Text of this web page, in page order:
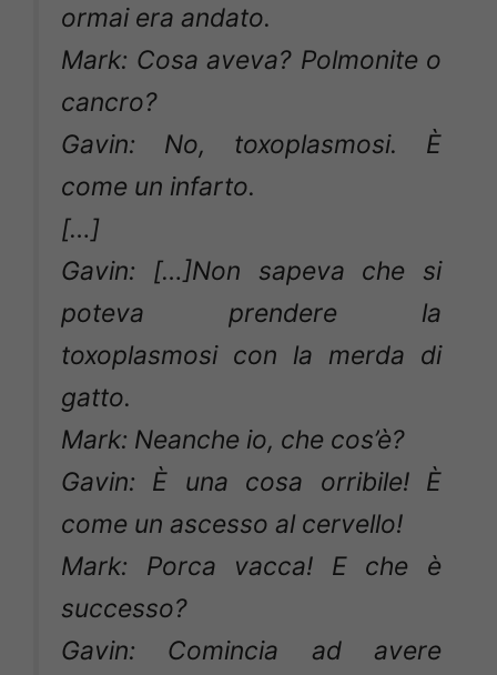
ormai era andato.
Mark: Cosa aveva? Polmonite o
cancro?
Gavin: No, toxoplasmosi. È
come un infarto.
[…]
Gavin: […]Non sapeva che si
poteva prendere la
toxoplasmosi con la merda di
gatto.
Mark: Neanche io, che cos’è?
Gavin: È una cosa orribile! È
come un ascesso al cervello!
Mark: Porca vacca! E che è
successo?
Gavin: Comincia ad avere